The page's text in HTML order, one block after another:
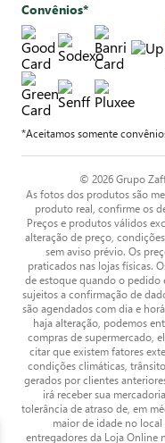
Convênios*
*Aceitamos somente
© 2026 Grupo
As fotos dos produtos são
produto real, confirme os
Preços e produtos válidos
alteração de preço,
sem aviso prévio. Os
praticados nas lojas físicas.
de estoque quando o pedido
sujeitos a confirmação de
são agendados com dia e
haja alteração, podemos
compras de supermercado,
citar que existem fatores
condições climáticas,
gerados por clientes
irá receber sua
tolerância de atraso de, em
maior de idade no
entregadores da Loja Online